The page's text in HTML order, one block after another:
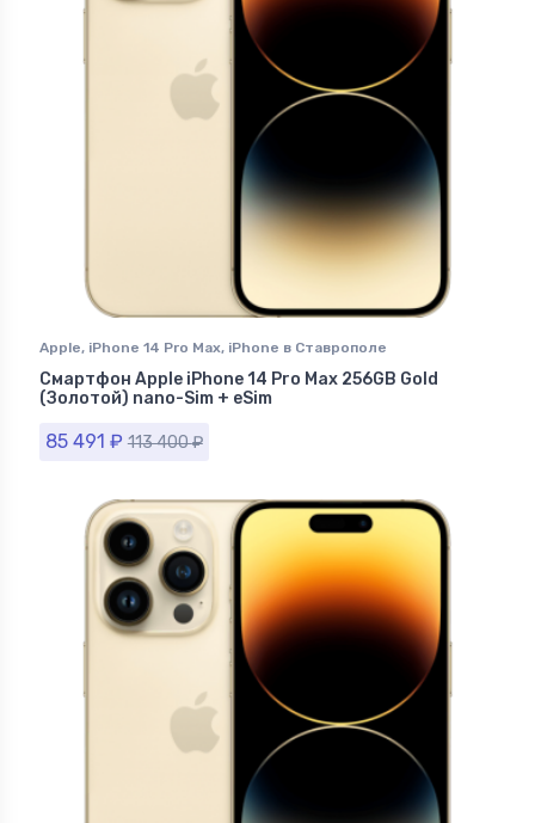
Apple, iPhone 14 Pro Max, iPhone в Ставрополе
Смартфон Apple iPhone 14 Pro Max 256GB Gold
(Золотой) nano-Sim + eSim
85 491 ₽ 113 400₽